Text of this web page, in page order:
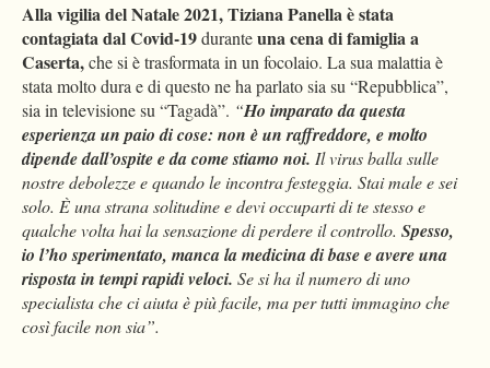
Alla vigilia del Natale 2021,Tiziana Panella è stata
contagiata dal Covid-19duranteuna cena di famiglia a
Caserta,che si è trasformata in un focolaio. La sua malattia è
stata molto dura e di questo ne ha parlato sia su “Repubblica”,
sia in televisione su “Tagadà”. “Ho imparato da questa
esperienza un paio di cose: non è un raffreddore, e molto
dipende dall’ospite e da come stiamo noi. Il virus balla sulle
nostre debolezze e quando le incontra festeggia. Stai male e sei
solo. È una strana solitudine e devi occuparti di te stesso e
qualche volta hai la sensazione di perdere il controllo. Spesso,
io l’ho sperimentato, manca la medicina di base e avere una
risposta in tempi rapidi veloci. Se si ha il numero di uno
specialista che ci aiuta è più facile, ma per tutti immagino che
così facile non sia”.